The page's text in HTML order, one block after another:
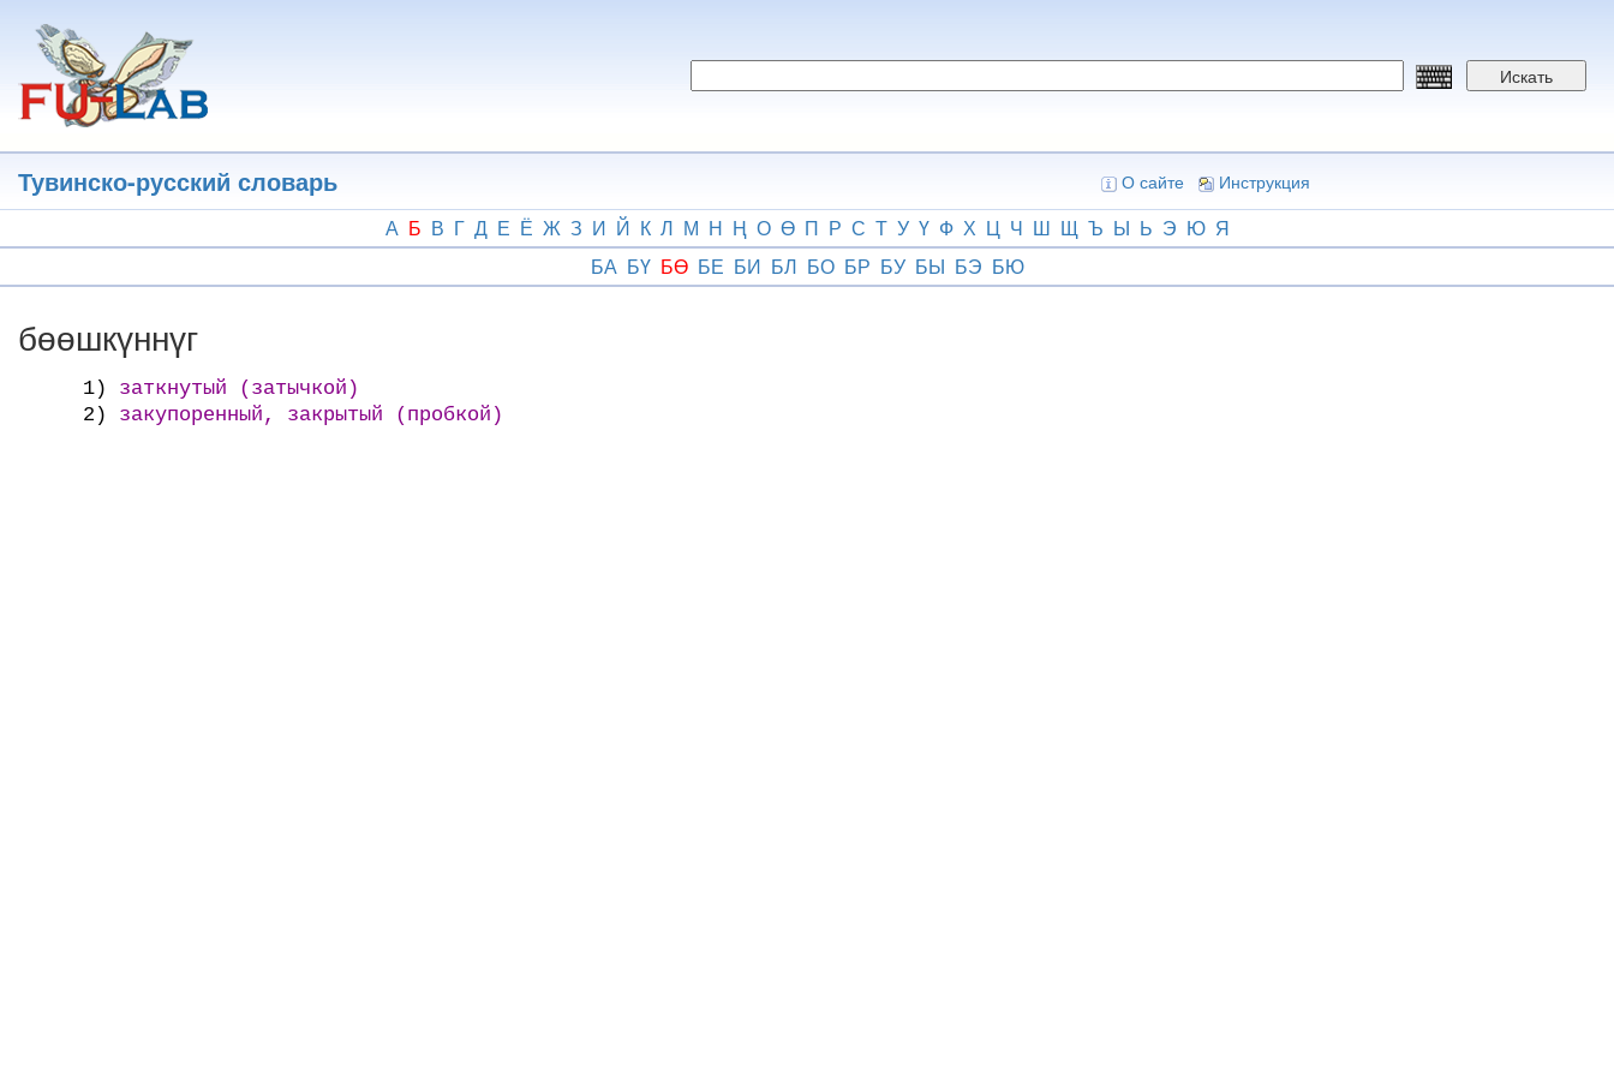
основному
содержанию
Искать
Тувинско-русский словарь О сайте Инструкция
А Б В Г Д Е Ё Ж З И Й К Л М Н Ң О Ө П Р С Т У Ү Ф Х Ц Ч Ш Щ Ъ Ы Ь Э Ю Я
БА БҮ БӨ БЕ БИ БЛ БО БР БУ БЫ БЭ БЮ
бөөшкүннүг
1)
заткнутый (затычкой)
2)
закупоренный, закрытый (пробкой)